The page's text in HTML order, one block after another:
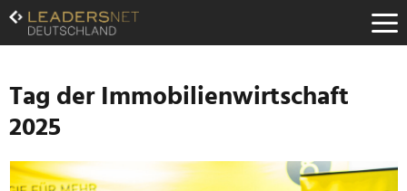
Zum
Inhalt
Zur
Navigation
Zur
Hauptnavigation
Tag der Immobilienwirtschaft
2025